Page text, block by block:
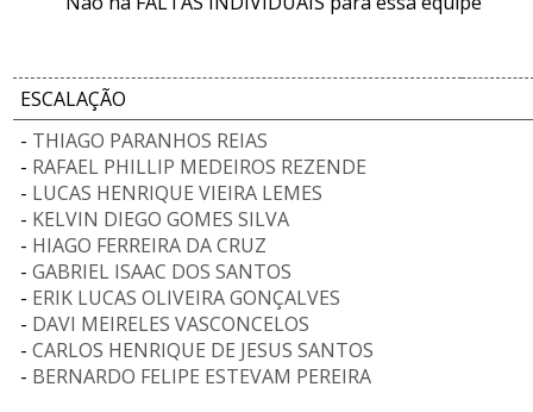
ESCALAÇÃO
- THIAGO PARANHOS REIAS
- RAFAEL PHILLIP MEDEIROS REZENDE
- LUCAS HENRIQUE VIEIRA LEMES
- KELVIN DIEGO GOMES SILVA
- HIAGO FERREIRA DA CRUZ
- GABRIEL ISAAC DOS SANTOS
- ERIK LUCAS OLIVEIRA GONÇALVES
- DAVI MEIRELES VASCONCELOS
- CARLOS HENRIQUE DE JESUS SANTOS
- BERNARDO FELIPE ESTEVAM PEREIRA